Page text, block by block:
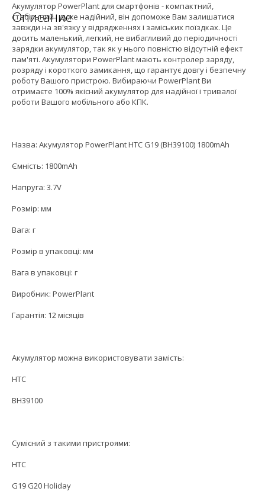
Описание
Акумулятор PowerPlant для смартфонів - компактний,
стабільний і дуже надійний, він допоможе Вам залишатися
завжди на зв'язку у відрядженнях і заміських поїздках. Це
досить маленький, легкий, не вибагливий до періодичності
зарядки акумулятор, так як у нього повністю відсутній ефект
пам'яті. Акумулятори PowerPlant мають контролер заряду,
розряду і короткого замикання, що гарантує довгу і безпечну
роботу Вашого пристрою. Вибираючи PowerPlant Ви
отримаєте 100% якісний акумулятор для надійної і тривалої
роботи Вашого мобільного або КПК.
Назва: Акумулятор PowerPlant HTC G19 (BH39100) 1800mAh
Ємність: 1800mAh
Напруга: 3.7V
Розмір: мм
Вага: г
Розмір в упаковці: мм
Вага в упаковці: г
Виробник: PowerPlant
Гарантія: 12 місяців
Акумулятор можна використовувати замість:
HTC
BH39100
Сумісний з такими пристроями:
HTC
G19 G20 Holiday